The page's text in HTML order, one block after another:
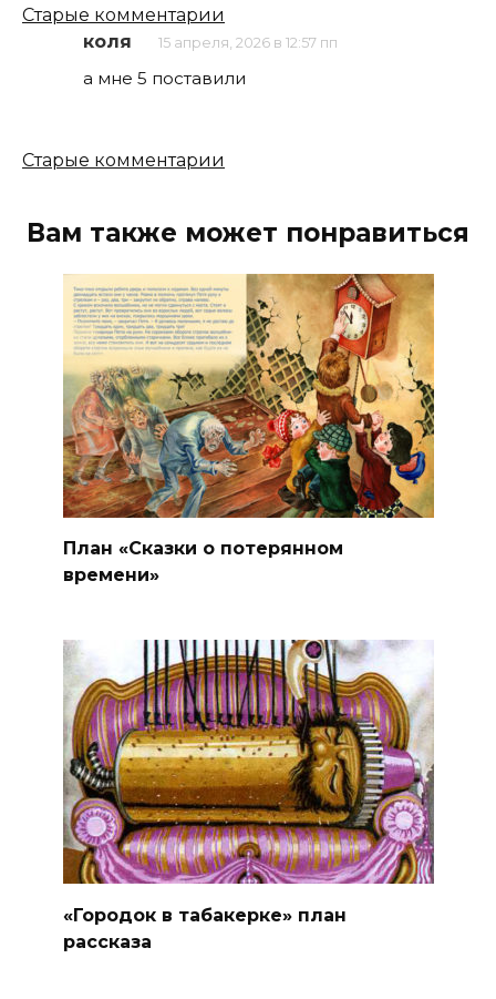
Навигация
комментариям
Старые комментарии
коля
15 апреля, 2026 в 12:57 пп
а мне 5 поставили
Навигация
комментариям
Старые комментарии
Вам также может понравиться
План «Сказки о потерянном
времени»
«Городок в табакерке» план
рассказа